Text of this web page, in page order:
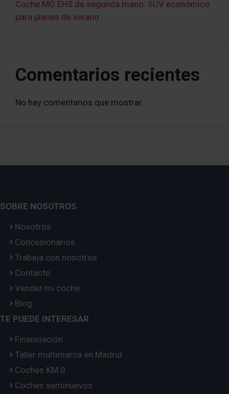
Coche MG EHS de segunda mano: SUV económico
para planes de verano
Comentarios recientes
No hay comentarios que mostrar.
SOBRE NOSOTROS
Nosotros
Concesionarios
Trabaja con nosotros
Contacto
Vender mi coche
Blog
TE PUEDE INTERESAR
Financiación
Taller multimarca en Madrid
Coches KM 0
Coches seminuevos